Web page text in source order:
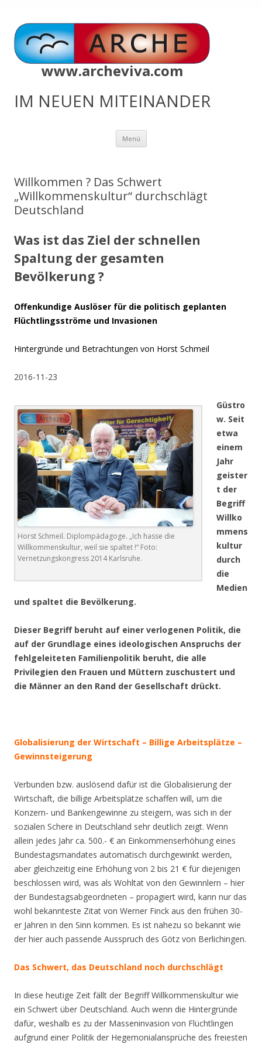
www.archeviva.com
IM NEUEN MITEINANDER
Menü Zum
springen
Willkommen ? Das Schwert
„Willkommenskultur“ durchschlägt
Deutschland
Was ist das Ziel der schnellen
Spaltung der gesamten
Bevölkerung ?
Offenkundige Auslöser für die politisch geplanten
Flüchtlingsströme und Invasionen
Hintergründe und Betrachtungen von Horst Schmeil
2016-11-23
Horst Schmeil. Diplompädagoge. „Ich hasse die
Willkommenskultur, weil sie spaltet !“ Foto:
Vernetzungskongress 2014 Karlsruhe.
Güstro
w. Seit
etwa
einem
Jahr
geister
t der
Begriff
Willko
mmens
kultur
durch
die
Medien
und spaltet die Bevölkerung.
Dieser Begriff beruht auf einer verlogenen Politik, die
auf der Grundlage eines ideologischen Anspruchs der
fehlgeleiteten Familienpolitik beruht, die alle
Privilegien den Frauen und Müttern zuschustert und
die Männer an den Rand der Gesellschaft drückt.
Globalisierung der Wirtschaft – Billige Arbeitsplätze –
Gewinnsteigerung
Verbunden bzw. auslösend dafür ist die Globalisierung der
Wirtschaft, die billige Arbeitsplätze schaffen will, um die
Konzern- und Bankengewinne zu steigern, was sich in der
sozialen Schere in Deutschland sehr deutlich zeigt. Wenn
allein jedes Jahr ca. 500.- € an Einkommenserhöhung eines
Bundestagsmandates automatisch durchgewinkt werden,
aber gleichzeitig eine Erhöhung von 2 bis 21 € für diejenigen
beschlossen wird, was als Wohltat von den Gewinnlern – hier
der Bundestagsabgeordneten – propagiert wird, kann nur das
wohl bekannteste Zitat von Werner Finck aus den frühen 30-
er Jahren in den Sinn kommen. Es ist nahezu so bekannt wie
der hier auch passende Ausspruch des Götz von Berlichingen.
Das Schwert, das Deutschland noch durchschlägt
In diese heutige Zeit fällt der Begriff Willkommenskultur wie
ein Schwert über Deutschland. Auch wenn die Hintergründe
dafür, weshalb es zu der Masseninvasion von Flüchtlingen
aufgrund einer Politik der Hegemonialansprüche des freiesten